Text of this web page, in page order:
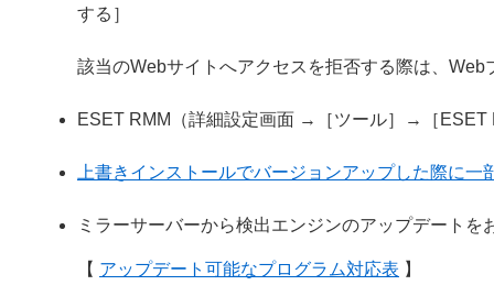
する］
該当のWebサイトへアクセスを拒否する際は、
ESET RMM（詳細設定画面 →［ツール］→［ESET
上書きインストールでバージョンアップした際に一
ミラーサーバーから検出エンジンのアップデート
【 アップデート可能なプログラム対応表 】